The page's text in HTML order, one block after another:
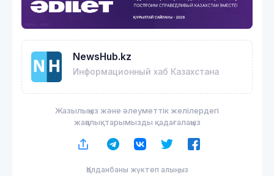
NewsHub.kz
Информационный хаб Казахстана
Жазылыңыз және әлеуметтік желілердегі
жаңалықтарымызды қадағалаңыз
Қолданбаны жүктеп алыңыз